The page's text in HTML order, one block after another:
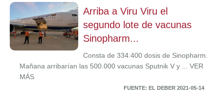
Arriba a Viru Viru el
segundo lote de vacunas
Sinopharm...
Consta de 334.400 dosis de Sinopharm.
Mañana arribarían las 500.000 vacunas Sputnik V y ... VER
MÁS
FUENTE: EL DEBER 2021-05-14